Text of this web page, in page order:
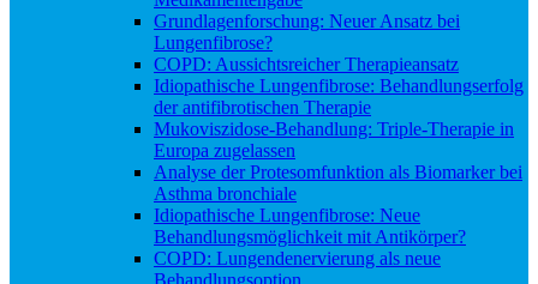
Grundlagenforschung: Neuer Ansatz bei
Lungenfibrose?
COPD: Aussichtsreicher Therapieansatz
Idiopathische Lungenfibrose: Behandlungserfolg
der antifibrotischen Therapie
Mukoviszidose-Behandlung: Triple-Therapie in
Europa zugelassen
Analyse der Protesomfunktion als Biomarker bei
Asthma bronchiale
Idiopathische Lungenfibrose: Neue
Behandlungsmöglichkeit mit Antikörper?
COPD: Lungendenervierung als neue
Behandlungsoption